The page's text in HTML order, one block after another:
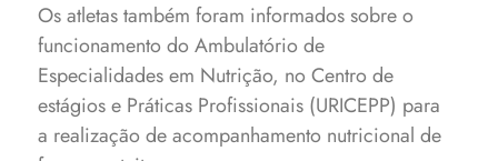
Os atletas também foram informados sobre o
funcionamento do Ambulatório de
Especialidades em Nutrição, no Centro de
estágios e Práticas Profissionais (URICEPP) para
a realização de acompanhamento nutricional de